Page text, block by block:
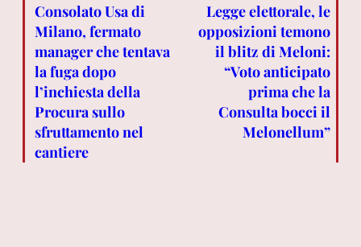
Consolato Usa di
Milano, fermato
manager che tentava
la fuga dopo
l’inchiesta della
Procura sullo
sfruttamento nel
cantiere
Legge elettorale, le
opposizioni temono
il blitz di Meloni:
“Voto anticipato
prima che la
Consulta bocci il
Melonellum”